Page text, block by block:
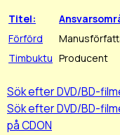
Titel:
Förförd
Timbuktu Producent
Sök efter DVD/BD-
Sök efter DVD/BD-
på CDON